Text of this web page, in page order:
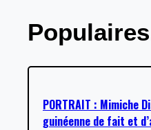
PORTRAIT : Mimiche
guinéenne de fait et